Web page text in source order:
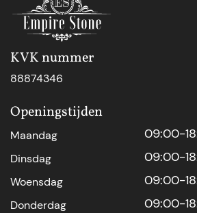
KVK nummer
88874346
Openingstijden
Maandag 09:00-
Dinsdag 09:00-
Woensdag 09:00-
Donderdag 09:00-